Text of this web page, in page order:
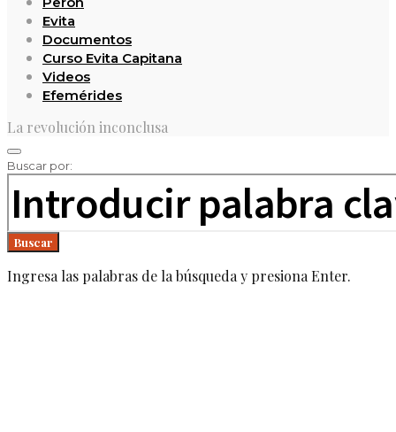
Evita
Documentos
Curso Evita Capitana
Videos
Efemérides
La revolución inconclusa
Buscar por:
Buscar
Ingresa las palabras de la búsqueda y presiona Enter.